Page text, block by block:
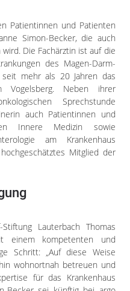
Patientinnen und Patienten
Simon-Becker, die auch
Die Fachärztin ist auf die
des Magen-Darm-
mehr als 20 Jahren das
Neben ihrer
Sprechstunde
auch Patientinnen und
Innere Medizin sowie
am Krankenhaus
Mitglied der
Lauterbach Thomas
einem kompetenten und
Schritt: „Auf diese Weise
wohnortnah betreuen und
für das Krankenhaus